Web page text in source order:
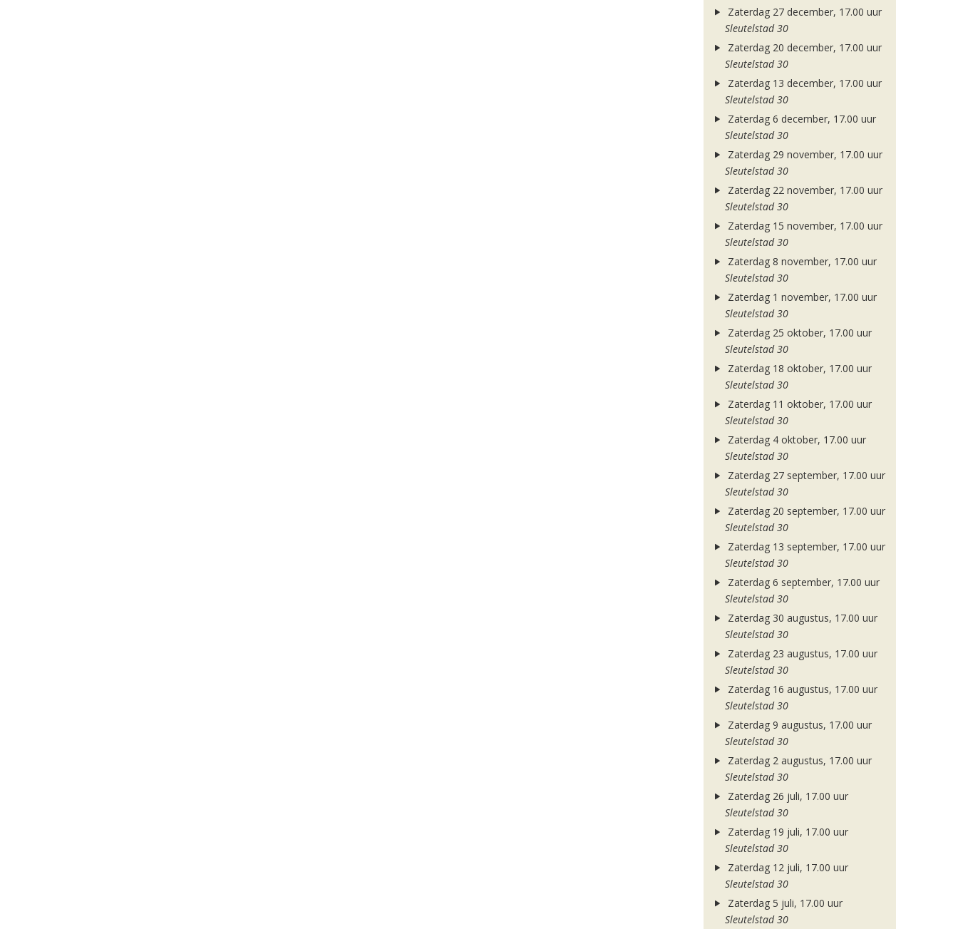
Zaterdag 27 december, 17.00 uur
Sleutelstad 30
Zaterdag 20 december, 17.00 uur
Sleutelstad 30
Zaterdag 13 december, 17.00 uur
Sleutelstad 30
Zaterdag 6 december, 17.00 uur
Sleutelstad 30
Zaterdag 29 november, 17.00 uur
Sleutelstad 30
Zaterdag 22 november, 17.00 uur
Sleutelstad 30
Zaterdag 15 november, 17.00 uur
Sleutelstad 30
Zaterdag 8 november, 17.00 uur
Sleutelstad 30
Zaterdag 1 november, 17.00 uur
Sleutelstad 30
Zaterdag 25 oktober, 17.00 uur
Sleutelstad 30
Zaterdag 18 oktober, 17.00 uur
Sleutelstad 30
Zaterdag 11 oktober, 17.00 uur
Sleutelstad 30
Zaterdag 4 oktober, 17.00 uur
Sleutelstad 30
Zaterdag 27 september, 17.00 uur
Sleutelstad 30
Zaterdag 20 september, 17.00 uur
Sleutelstad 30
Zaterdag 13 september, 17.00 uur
Sleutelstad 30
Zaterdag 6 september, 17.00 uur
Sleutelstad 30
Zaterdag 30 augustus, 17.00 uur
Sleutelstad 30
Zaterdag 23 augustus, 17.00 uur
Sleutelstad 30
Zaterdag 16 augustus, 17.00 uur
Sleutelstad 30
Zaterdag 9 augustus, 17.00 uur
Sleutelstad 30
Zaterdag 2 augustus, 17.00 uur
Sleutelstad 30
Zaterdag 26 juli, 17.00 uur
Sleutelstad 30
Zaterdag 19 juli, 17.00 uur
Sleutelstad 30
Zaterdag 12 juli, 17.00 uur
Sleutelstad 30
Zaterdag 5 juli, 17.00 uur
Sleutelstad 30